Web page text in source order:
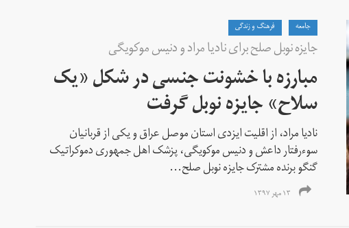
جامعه فرهنگ و زندگی
جایزه نوبل صلح برای نادیا مراد و دنیس موکویگی
مبارزه با خشونت جنسی در شکل «یک
سلاح» جایزه نوبل گرفت
نادیا مراد، از اقلیت ایزدی استان موصل عراق و یکی از قربانیان
سوءرفتار داعش و دنیس موکویگی، پزشک اهل جمهوری دموکراتیک
گنگو برنده مشترک جایزه نوبل صلح...
۱۳ مهر ۱۳۹۷